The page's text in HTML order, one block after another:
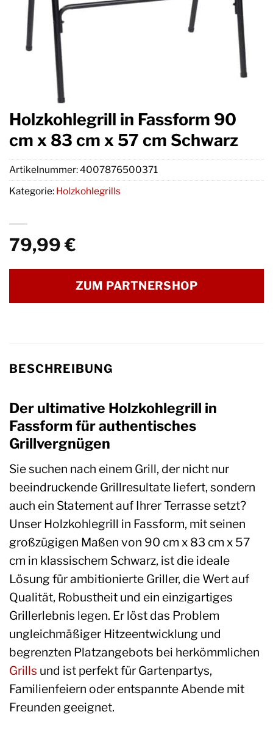
Holzkohlegrill in Fassform 90
cm x 83 cm x 57 cm Schwarz
79,99€
ZUM PARTNERSHOP
Artikelnummer:4007876500371
Kategorie: Holzkohlegrills
BESCHREIBUNG
Der ultimative Holzkohlegrill in
Fassform für authentisches
Grillvergnügen
Sie suchen nach einem Grill, der nicht nur
beeindruckende Grillresultate liefert, sondern
auch ein Statement auf Ihrer Terrasse setzt?
Unser Holzkohlegrill in Fassform, mit seinen
großzügigen Maßen von 90 cm x 83 cm x 57
cm in klassischem Schwarz, ist die ideale
Lösung für ambitionierte Griller, die Wert auf
Qualität, Robustheit und ein einzigartiges
Grillerlebnis legen. Er löst das Problem
ungleichmäßiger Hitzeentwicklung und
begrenzten Platzangebots bei herkömmlichen
Grills und ist perfekt für Gartenpartys,
Familienfeiern oder entspannte Abende mit
Freunden geeignet.